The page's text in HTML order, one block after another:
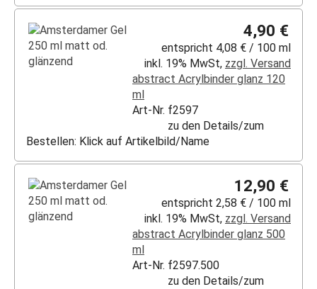
4,90 €
entspricht 4,08 € / 100 ml
inkl. 19% MwSt, zzgl. Versand
abstract Acrylbinder glanz 120
ml
Art-Nr. f2597
zu den Details/zum
Bestellen: Klick auf Artikelbild/Name
12,90 €
entspricht 2,58 € / 100 ml
inkl. 19% MwSt, zzgl. Versand
abstract Acrylbinder glanz 500
ml
Art-Nr. f2597.500
zu den Details/zum